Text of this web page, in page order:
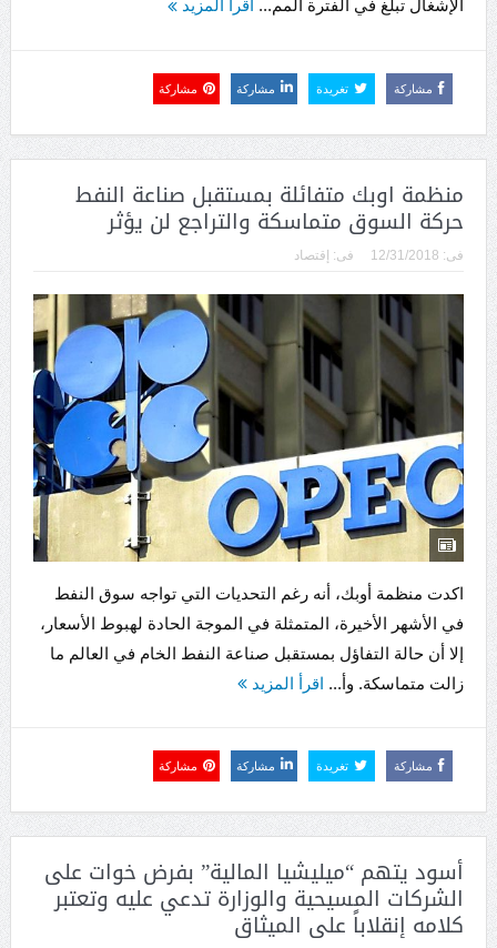
الإشغال تبلغ في الفترة المم... اقرأ المزيد
مشاركة تغريدة مشاركة مشاركة
منظمة اوبك متفائلة بمستقبل صناعة النفط
حركة السوق متماسكة والتراجع لن يؤثر
فى: 12/31/2018 فى: إقتصاد
اكدت منظمة أوبك، أنه رغم التحديات التي تواجه سوق النفط
في الأشهر الأخيرة، المتمثلة في الموجة الحادة لهبوط الأسعار،
إلا أن حالة التفاؤل بمستقبل صناعة النفط الخام في العالم ما
زالت متماسكة. وأ... اقرأ المزيد
مشاركة تغريدة مشاركة مشاركة
أسود يتهم “ميليشيا المالية” بفرض خوات على
الشركات المسيحية والوزارة تدعي عليه وتعتبر
كلامه إنقلاباً على الميثاق